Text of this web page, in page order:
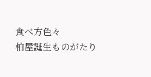
食べ方色々
柏屋誕生ものがたり